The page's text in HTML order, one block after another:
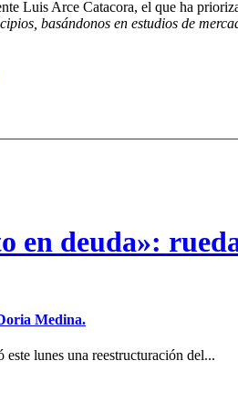
Luis Arce Catacora, el que ha
basándonos en estudios de
en deuda»:
Medina.
lunes una reestructuración del...